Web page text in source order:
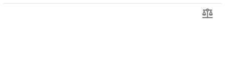
енергозберігаюча